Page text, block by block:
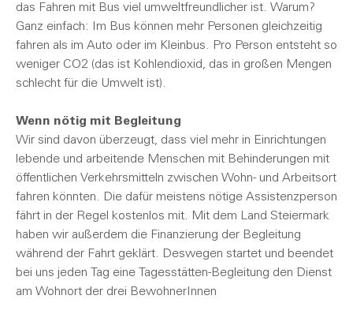
das Fahren mit Bus viel umweltfreundlicher ist. Warum?
Ganz einfach: Im Bus können mehr Personen gleichzeitig
fahren als im Auto oder im Kleinbus. Pro Person entsteht so
weniger CO2 (das ist Kohlendioxid, das in großen Mengen
schlecht für die Umwelt ist).
Wenn nötig mit Begleitung
Wir sind davon überzeugt, dass viel mehr in Einrichtungen
lebende und arbeitende Menschen mit Behinderungen mit
öffentlichen Verkehrsmitteln zwischen Wohn- und Arbeitsort
fahren könnten. Die dafür meistens nötige Assistenzperson
fährt in der Regel kostenlos mit. Mit dem Land Steiermark
haben wir außerdem die Finanzierung der Begleitung
während der Fahrt geklärt. Deswegen startet und beendet
bei uns jeden Tag eine Tagesstätten-Begleitung den Dienst
am Wohnort der drei BewohnerInnen